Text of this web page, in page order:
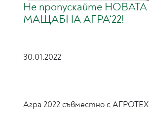
Не пропускайте НОВАТА
МАЩАБНА АГРА‘22!
30.01.2022
Агра 2022 съвместно с АГРОТЕХ